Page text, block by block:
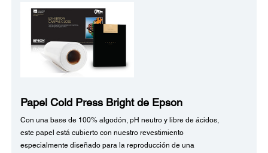
Papel Cold Press Bright de Epson
Con una base de 100% algodón, pH neutro y libre de ácidos,
este papel está cubierto con nuestro revestimiento
especialmente diseñado para la reproducción de una